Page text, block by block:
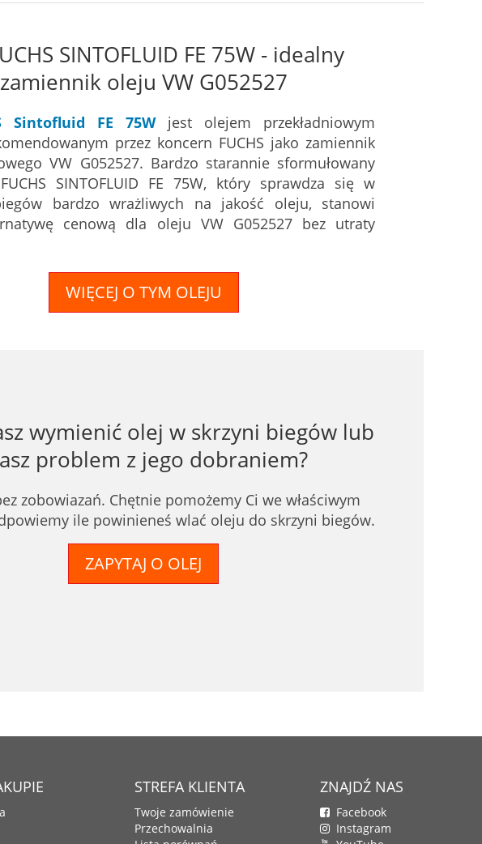
SINTOFLUID FE 75W - idealny
zamiennik oleju VW G052527
Sintofluid FE 75Wjest olejem przekładniowym
przez koncern FUCHS jako zamiennik
VW G052527. Bardzo starannie sformułowany
SINTOFLUID FE 75W, który sprawdza się w
bardzo wrażliwych na jakość oleju, stanowi
cenową dla oleju VW G052527 bez utraty
WIĘCEJ O TYM OLEJU
wymienić olej w skrzyni biegów lub
problem z jego dobraniem?
zobowiazań. Chętnie pomożemy Ci we właściwym
ile powinieneś wlać oleju do skrzyni biegów.
ZAPYTAJ O OLEJ
STREFA KLIENTA
Twoje zamówienie
Przechowalnia
ZNAJDŹ NAS
Facebook
Instagram